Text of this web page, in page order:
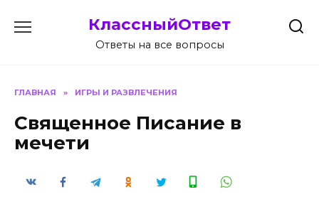
КлассныйОтвет
Ответы на все вопросы
ГЛАВНАЯ » ИГРЫ И РАЗВЛЕЧЕНИЯ
Священное Писание в
мечети